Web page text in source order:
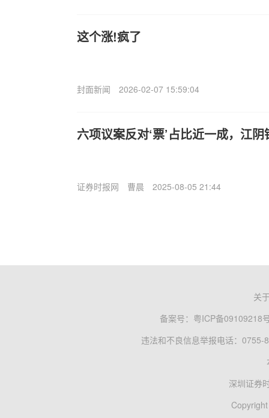
这个涨!疯了
封面新闻 2026-02-07 15:59:04
六项议案反对‘票’占比近一成，江
证券时报网 曹晨 2025-08-05 21:44
关
备案号： 粤ICP备09109218
违法和不良信息举报电话：0755-
深圳证券